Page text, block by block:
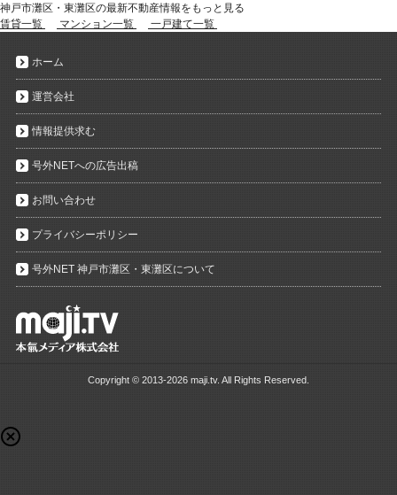
神戸市灘区・東灘区の最新不動産情報をもっと見る
賃貸一覧
マンション一覧 一戸建て一覧
ホーム
運営会社
情報提供求む
号外NETへの広告出稿
お問い合わせ
プライバシーポリシー
号外NET 神戸市灘区・東灘区について
Copyright © 2013-2026 maji.tv. All Rights Reserved.